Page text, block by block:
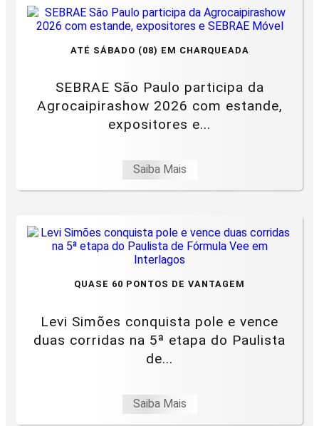
ATÉ SÁBADO (08) EM CHARQUEADA
SEBRAE São Paulo participa da
Agrocaipirashow 2026 com estande,
expositores e...
Saiba Mais
QUASE 60 PONTOS DE VANTAGEM
Levi Simões conquista pole e vence
duas corridas na 5ª etapa do Paulista
de...
Saiba Mais